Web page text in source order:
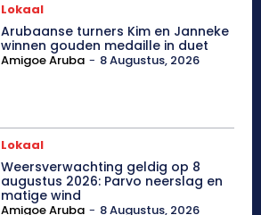
Lokaal
Arubaanse turners Kim en Janneke
winnen gouden medaille in duet
Amigoe Aruba - 8 Augustus, 2026
Lokaal
Weersverwachting geldig op 8
augustus 2026: Parvo neerslag en
matige wind
Amigoe Aruba - 8 Augustus, 2026